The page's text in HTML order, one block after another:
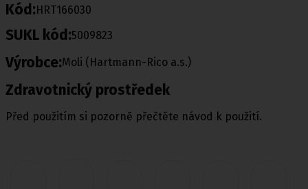
Kód:HRT166030
SUKL kód:5009823
Výrobce:Moli (Hartmann-Rico a.s.)
Zdravotnický prostředek
Před použitím si pozorně přečtěte návod k použití.